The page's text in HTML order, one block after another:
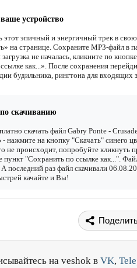
устройство
этот эпичный и энергичный трек в
на странице. Сохраните MP3-файл в
загрузка не началась, кликните по
как...». После сохранения
будильника, рингтона для входящих
скачиванию
скачать файл Gabry Ponte -
нажмите на кнопку "Скачать" синего
не происходит, попробуйте кликнуть
пункт "Сохранить по ссылке как...".
А последний раз файл скачивали
качайте и Вы!
на veshok в VK,